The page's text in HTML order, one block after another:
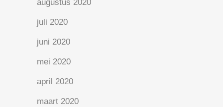
augustus 2020
juli 2020
juni 2020
mei 2020
april 2020
maart 2020